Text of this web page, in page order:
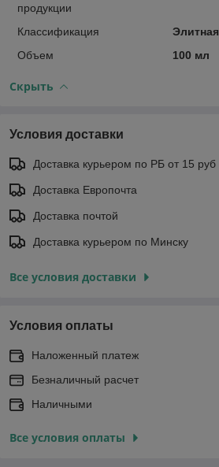
продукции
Классификация
Элитная
Объем
100 мл
Скрыть
Условия доставки
Доставка курьером по РБ от 15 руб
Доставка Европочта
Доставка почтой
Доставка курьером по Минску
Все условия доставки
Условия оплаты
Наложенный платеж
Безналичный расчет
Наличными
Все условия оплаты